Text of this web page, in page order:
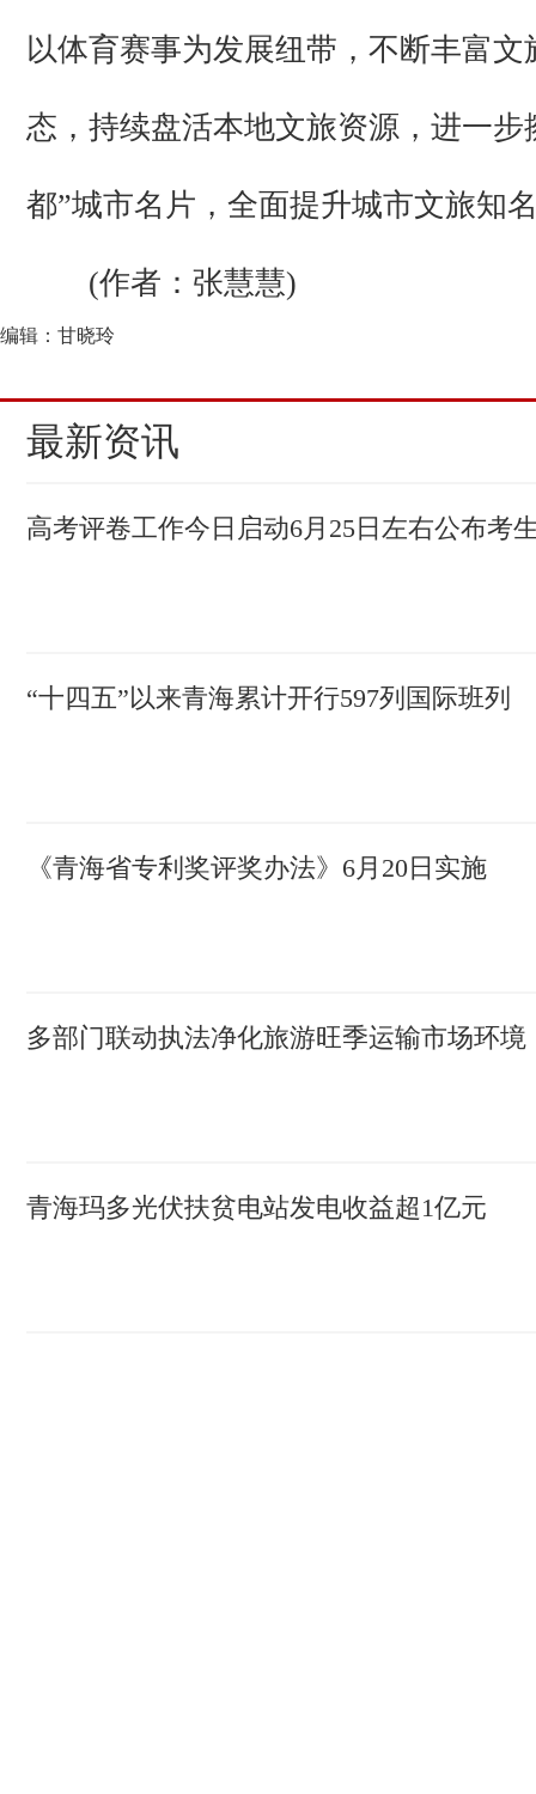
以体育赛事为发展纽带，不断丰富文
态，持续盘活本地文旅资源，进一步
都”城市名片，全面提升城市文旅知
(作者：张慧慧)
编辑：甘晓玲
最新资讯
高考评卷工作今日启动6月25日左右公布考
“十四五”以来青海累计开行597列国际班列
《青海省专利奖评奖办法》6月20日实施
多部门联动执法净化旅游旺季运输市场环境
青海玛多光伏扶贫电站发电收益超1亿元